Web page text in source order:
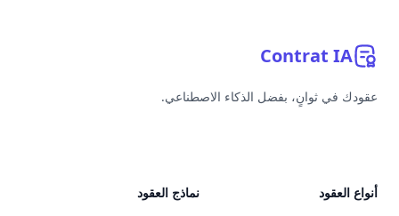
Contrat IA
عقودك في ثوانٍ، بفضل الذكاء الاصطناعي.
أنواع العقود نماذج العقود